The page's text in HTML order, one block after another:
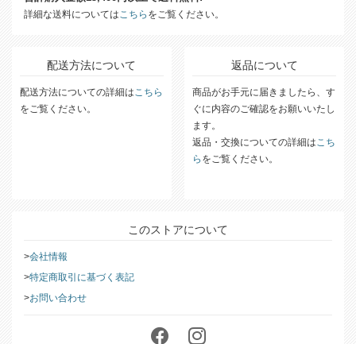
詳細な送料については こちら をご覧ください。
配送方法について
配送方法についての詳細は こちら
をご覧ください。
返品について
商品がお手元に届きましたら、す
ぐに内容のご確認をお願いいたし
ます。
返品・交換についての詳細は こち
ら をご覧ください。
このストアについて
会社情報
特定商取引に基づく表記
お問い合わせ